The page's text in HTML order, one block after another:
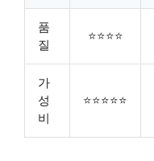
품
질
⭐⭐⭐⭐
가
성
비
⭐⭐⭐⭐⭐